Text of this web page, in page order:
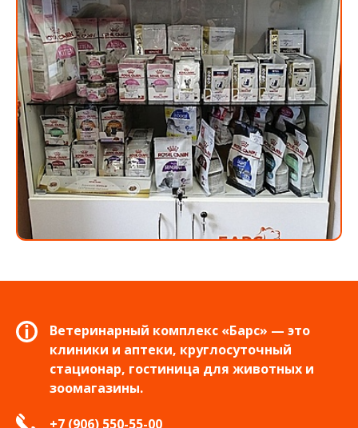
Ветеринарный комплекс «Барс» — это
клиники и аптеки, круглосуточный
стационар, гостиница для животных и
зоомагазины.
+7 (906) 550-55-00